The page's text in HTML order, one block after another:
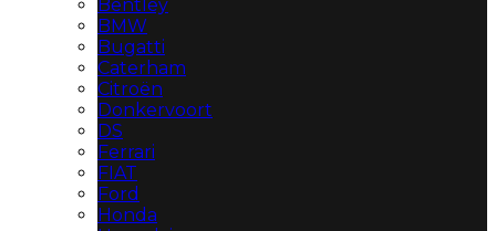
Bentley
BMW
Bugatti
Caterham
Citroën
Donkervoort
DS
Ferrari
FIAT
Ford
Honda